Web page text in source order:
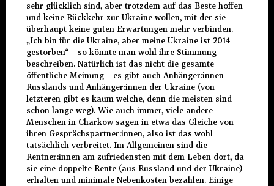
sehr glücklich sind, aber trotzdem auf das Beste hoffen
und keine Rückkehr zur Ukraine wollen, mit der sie
überhaupt keine guten Erwartungen mehr verbinden.
„Ich bin für die Ukraine, aber meine Ukraine ist 2014
gestorben“ – so könnte man wohl ihre Stimmung
beschreiben. Natürlich ist das nicht die gesamte
öffentliche Meinung – es gibt auch Anhänger:innen
Russlands und Anhänger:innen der Ukraine (von
letzteren gibt es kaum welche, denn die meisten sind
schon lange weg). Wie auch immer, viele andere
Menschen in Charkow sagen in etwa das Gleiche von
ihren Gesprächspartner:innen, also ist das wohl
tatsächlich verbreitet. Im Allgemeinen sind die
Rentner:innen am zufriedensten mit dem Leben dort, da
sie eine doppelte Rente (aus Russland und der Ukraine)
erhalten und minimale Nebenkosten bezahlen. Einige